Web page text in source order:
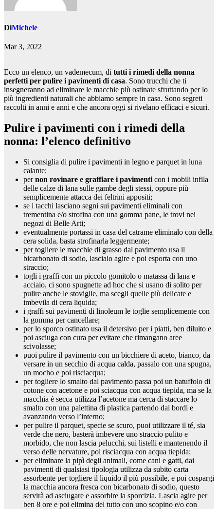
DiMichele
Mar 3, 2022
Ecco un elenco, un vademecum, di tutti i rimedi della nonna
perfetti per pulire i pavimenti di casa. Sono trucchi che ti
insegneranno ad eliminare le macchie più ostinate sfruttando per lo
più ingredienti naturali che abbiamo sempre in casa. Sono segreti
raccolti in anni e anni e che ancora oggi si rivelano efficaci e sicuri.
Pulire i pavimenti con i rimedi della
nonna: l’elenco definitivo
Si consiglia di pulire i pavimenti in legno e parquet in luna
calante;
pernon rovinare e graffiare i pavimenti con i mobili infila
delle calze di lana sulle gambe degli stessi, oppure più
semplicemente attacca dei feltrini appositi;
se i tacchi lasciano segni sui pavimenti eliminali con
trementina e/o strofina con una gomma pane, le trovi nei
negozi di Belle Arti;
eventualmente portassi in casa del catrame eliminalo con della
cera solida, basta strofinarla leggermente;
per togliere le macchie di grasso dal pavimento usa il
bicarbonato di sodio, lascialo agire e poi esporta con uno
straccio;
togli i graffi con un piccolo gomitolo o matassa di lana e
acciaio, ci sono spugnette ad hoc che si usano di solito per
pulire anche le stoviglie, ma scegli quelle più delicate e
imbevila di cera liquida;
i graffi sui pavimenti di linoleum le toglie semplicemente con
la gomma per cancellare;
per lo sporco ostinato usa il detersivo per i piatti, ben diluito e
poi asciuga con cura per evitare che rimangano aree
scivolasse;
puoi pulire il pavimento con un bicchiere di aceto, bianco, da
versare in un secchio di acqua calda, passalo con una spugna,
un mocho e poi risciacqua;
per togliere lo smalto dal pavimento passa poi un batuffolo di
cotone con acetone e poi sciacqua con acqua tiepida, ma se la
macchia è secca utilizza l’acetone ma cerca di staccare lo
smalto con una palettina di plastica partendo dai bordi e
avanzando verso l’interno;
per pulire il parquet, specie se scuro, puoi utilizzare il té, sia
verde che nero, basterà imbevere uno straccio pulito e
morbido, che non lascia pelucchi, sui listelli e mantenendo il
verso delle nervature, poi risciacqua con acqua tiepida;
per eliminare la pipì degli animali, come cani e gatti, dai
pavimenti di qualsiasi tipologia utilizza da subito carta
assorbente per togliere il liquido il più possibile, e poi cospargi
la macchia ancora fresca con bicarbonato di sodio, questo
servirà ad asciugare e assorbire la sporcizia. Lascia agire per
ben 8 ore e poi elimina del tutto con uno scopino e/o con